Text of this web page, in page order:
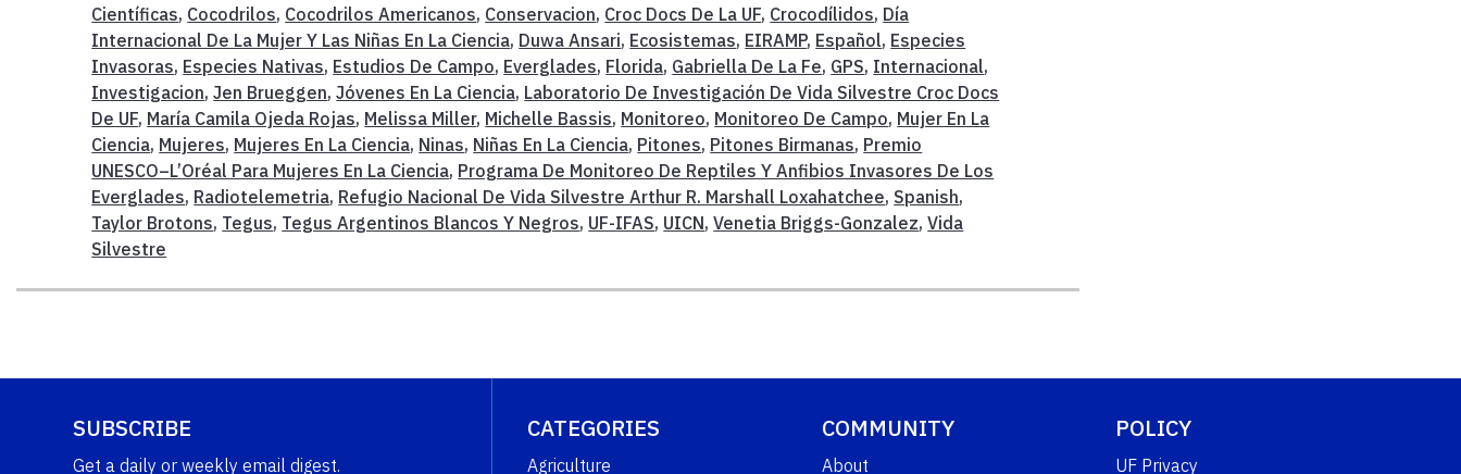
Científicas, Cocodrilos, Cocodrilos Americanos, Conservacion, Croc Docs De La UF, Crocodílidos, Día
Internacional De La Mujer Y Las Niñas En La Ciencia, Duwa Ansari, Ecosistemas, EIRAMP, Español, Especies
Invasoras, Especies Nativas, Estudios De Campo, Everglades, Florida, Gabriella De La Fe, GPS, Internacional,
Investigacion,Jen Brueggen,Jóvenes En La Ciencia, Laboratorio De Investigación De Vida Silvestre Croc Docs
De UF, María Camila Ojeda Rojas, Melissa Miller, Michelle Bassis, Monitoreo, Monitoreo De Campo, Mujer En La
Ciencia, Mujeres, Mujeres En La Ciencia, Ninas, Niñas En La Ciencia, Pitones, Pitones Birmanas, Premio
UNESCO–L’Oréal Para Mujeres En La Ciencia, Programa De Monitoreo De Reptiles Y Anfibios Invasores De Los
Everglades, Radiotelemetria, Refugio Nacional De Vida Silvestre Arthur R. Marshall Loxahatchee, Spanish,
Taylor Brotons, Tegus, Tegus Argentinos Blancos Y Negros, UF-IFAS, UICN,Venetia Briggs-Gonzalez,Vida
Silvestre
SUBSCRIBE
Get a daily or weekly email digest.
CATEGORIES
Agriculture
COMMUNITY
About
POLICY
UF Privacy